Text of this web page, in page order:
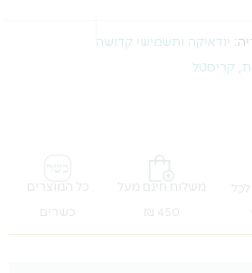
יודאיקה ותשמישי קדושה
קריסטל
משלוח חינם מעל
450 ₪
כל המוצרים
כשרים